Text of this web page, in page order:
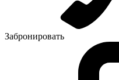
Забронировать